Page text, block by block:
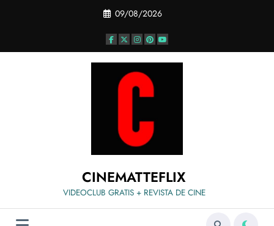
09/08/2026
CINEMATTEFLIX
VIDEOCLUB GRATIS + REVISTA DE CINE